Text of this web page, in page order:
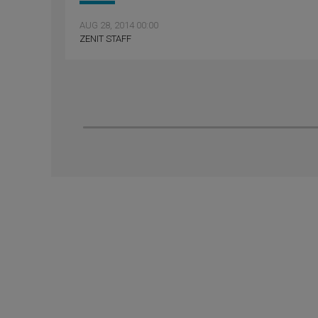
AUG 28, 2014 00:00
ZENIT STAFF